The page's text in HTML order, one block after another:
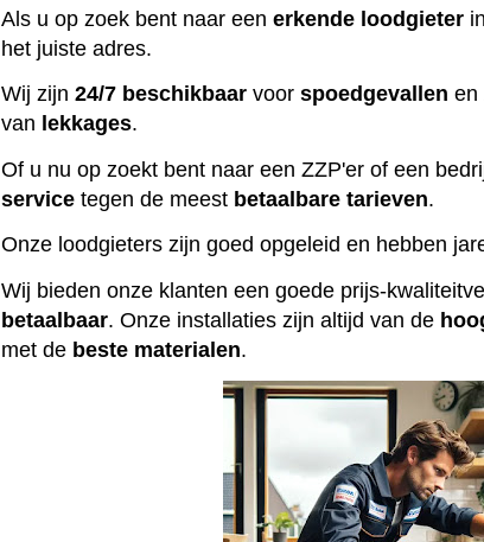
Als u op zoek bent naar eenerkende loodgieter
het juiste adres.
Wij zijn24/7 beschikbaar voorspoedgevallen en
van lekkages.
Of u nu op zoekt bent naar een ZZP'er of een
service tegen de meest betaalbare tarieven.
Onze loodgieters zijn goed opgeleid en hebben
Wij bieden onze klanten een goede prijs-
betaalbaar. Onze installaties zijn altijd van de
met de beste materialen.